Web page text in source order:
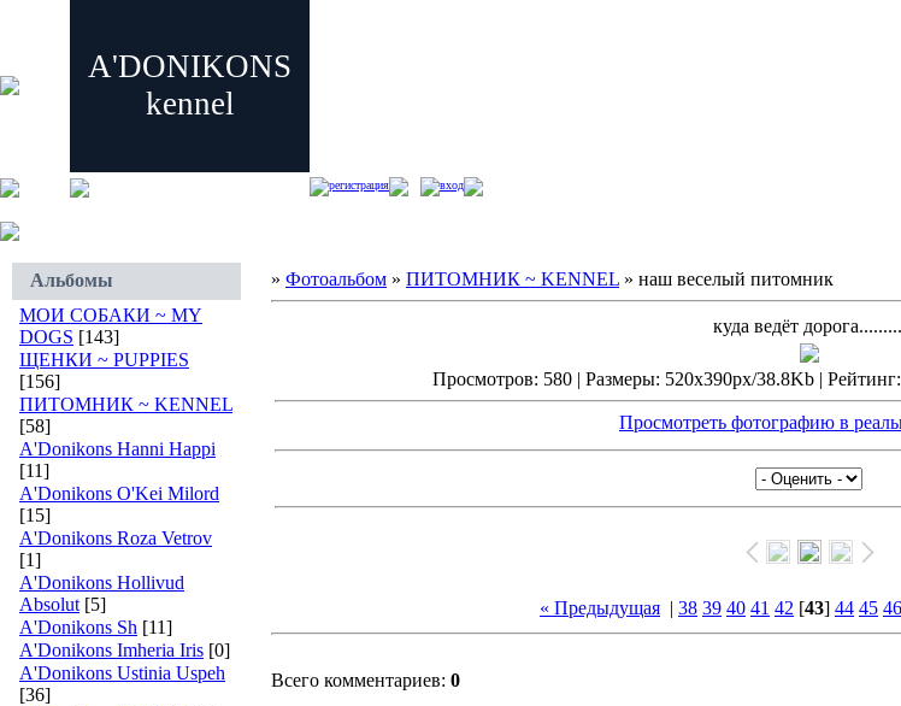
A'DONIKONS
kennel
регистрация вход
Альбомы
МОИ СОБАКИ ~ MY
DOGS [143]
ЩЕНКИ ~ PUPPIES
[156]
ПИТОМНИК ~ KENNEL
[58]
A'Donikons Hanni Happi
[11]
A'Donikons O'Kei Milord
[15]
A'Donikons Roza Vetrov
[1]
A'Donikons Hollivud
Absolut [5]
A'Donikons Sh [11]
A'Donikons Imheria Iris [0]
A'Donikons Ustinia Uspeh
[36]
» Фотоальбом » ПИТОМНИК ~ KENNEL » наш веселый питомник
куда ведёт
Просмотров: 580 | Размеры: 520x390px/38.8Kb |
Просмотреть фотографию в
« Предыдущая | 38 39 40 41 42 [43] 44 45 46
Всего комментариев: 0